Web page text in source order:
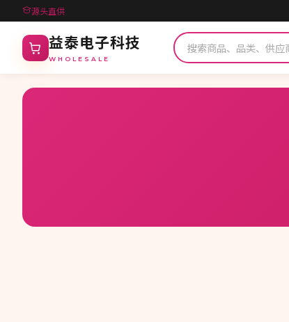
源头直供
益泰电子科技
WHOLESALE